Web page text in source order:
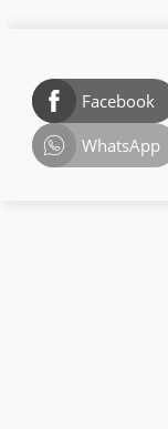
Facebook
WhatsApp